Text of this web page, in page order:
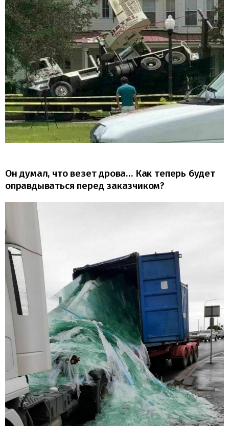
Он думал, что везет дрова… Как теперь будет
оправдываться перед заказчиком?